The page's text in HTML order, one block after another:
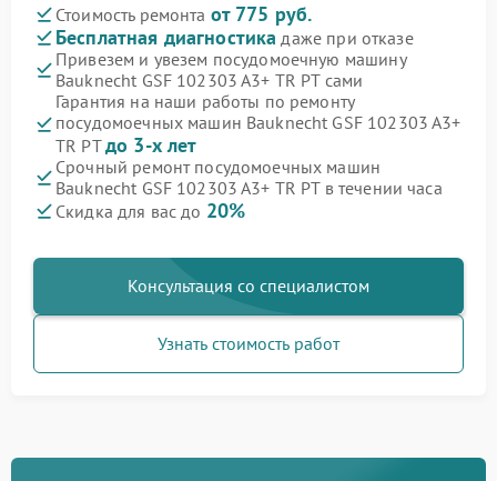
Стоимость ремонта от 775 руб.
Бесплатная диагностика даже при отказе
Привезем и увезем посудомоечную машину
Bauknecht GSF 102303 A3+ TR PT сами
Гарантия на наши работы по ремонту
посудомоечных машин Bauknecht GSF 102303 A3+
TR PTдо 3-х лет
Срочный ремонт посудомоечных машин
Bauknecht GSF 102303 A3+ TR PT в течении часа
Скидка для вас до 20%
Консультация со специалистом
Узнать стоимость работ